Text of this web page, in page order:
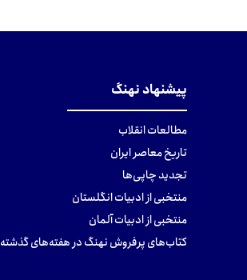
پیشنهاد نهنگ
مطالعات انقلاب
تاریخ معاصر ایران
تجدید چاپی‌ها
منتخبی از ادبیات انگلستان
منتخبی از ادبیات آلمان
کتاب‌های پرفروش نهنگ در هفته‌های گذشته